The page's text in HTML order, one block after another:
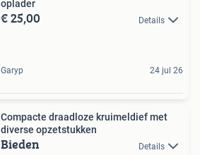
oplader
€ 25,00 Details
Garyp 24 jul 26
Compacte draadloze kruimeldief met
diverse opzetstukken
Bieden Details